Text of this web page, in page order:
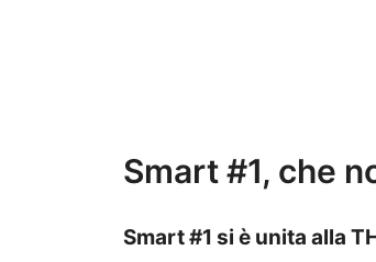
Smart #1, che
Smart #1 si è unita alla